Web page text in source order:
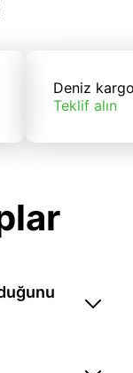
Deniz
Teklif alın